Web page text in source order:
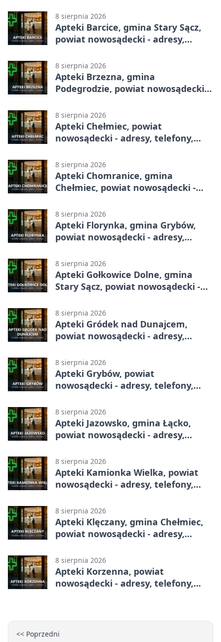
8 sierpnia 2026
Apteki Barcice, gmina Stary Sącz,
powiat nowosądecki - adresy,
8 sierpnia 2026
Apteki Brzezna, gmina
Podegrodzie, powiat nowosądecki -
8 sierpnia 2026
Apteki Chełmiec, powiat
nowosądecki - adresy, telefony,
8 sierpnia 2026
Apteki Chomranice, gmina
Chełmiec, powiat nowosądecki -
8 sierpnia 2026
Apteki Florynka, gmina Grybów,
powiat nowosądecki - adresy,
8 sierpnia 2026
Apteki Gołkowice Dolne, gmina
Stary Sącz, powiat nowosądecki -
8 sierpnia 2026
Apteki Gródek nad Dunajcem,
powiat nowosądecki - adresy,
8 sierpnia 2026
Apteki Grybów, powiat
nowosądecki - adresy, telefony,
8 sierpnia 2026
Apteki Jazowsko, gmina Łącko,
powiat nowosądecki - adresy,
8 sierpnia 2026
Apteki Kamionka Wielka, powiat
nowosądecki - adresy, telefony,
8 sierpnia 2026
Apteki Klęczany, gmina Chełmiec,
powiat nowosądecki - adresy,
8 sierpnia 2026
Apteki Korzenna, powiat
nowosądecki - adresy, telefony,
<< Poprzedni